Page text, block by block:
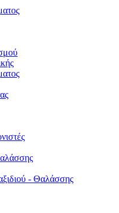
- Θαλάσσης